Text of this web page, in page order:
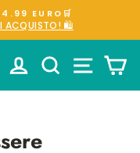
EURO🛒
ACQUISTO! 🛍️
ACCEDICERCA